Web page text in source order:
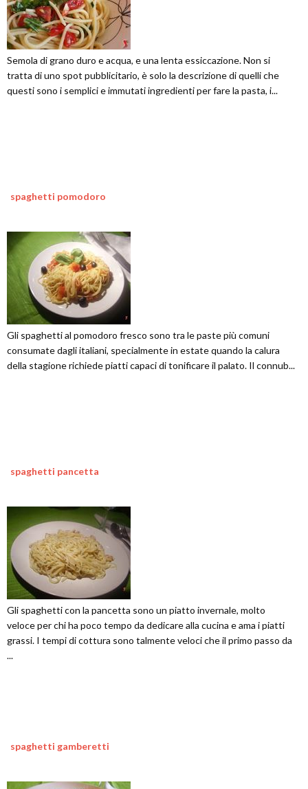
Semola di grano duro e acqua, e una lenta essiccazione. Non si
tratta di uno spot pubblicitario, è solo la descrizione di quelli che
questi sono i semplici e immutati ingredienti per fare la pasta, i...
spaghetti pomodoro
Gli spaghetti al pomodoro fresco sono tra le paste più comuni
consumate dagli italiani, specialmente in estate quando la calura
della stagione richiede piatti capaci di tonificare il palato. Il connub...
spaghetti pancetta
Gli spaghetti con la pancetta sono un piatto invernale, molto
veloce per chi ha poco tempo da dedicare alla cucina e ama i piatti
grassi. I tempi di cottura sono talmente veloci che il primo passo da
...
spaghetti gamberetti